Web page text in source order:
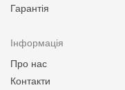
Гарантія
Інформація
Про нас
Контакти